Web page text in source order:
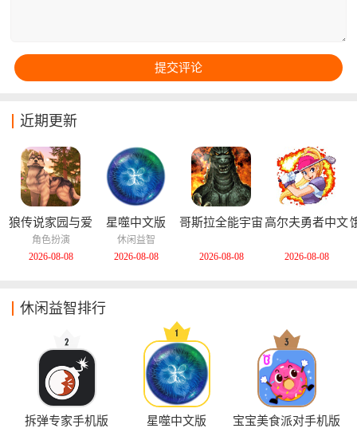
近期更新
狼传说家园与爱
心中文版
角色扮演
2026-08-08
星噬中文版
休闲益智
2026-08-08
哥斯拉全能宇宙
2026-08-08
高尔夫勇者中文
2026-08-08
休闲益智排行
拆弹专家手机版 星噬中文版 宝宝美食派对手机版